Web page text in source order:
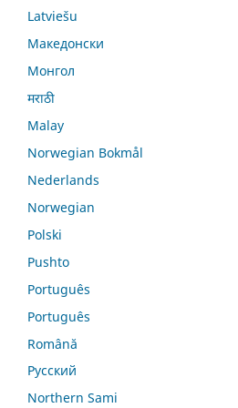
Latviešu
Македонски
Монгол
मराठी
Malay
Norwegian Bokmål
Nederlands
Norwegian
Polski
Pushto
Português
Português
Română
Русский
Northern Sami